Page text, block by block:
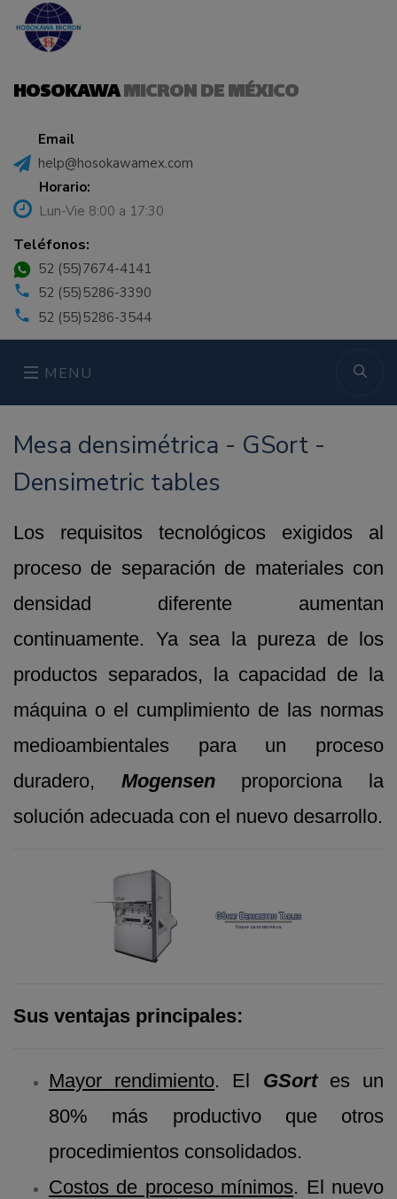
HOSOKAWAMICRON DE MÉXICO
Email
help@hosokawamex.com
Horario:
Lun-Vie 8:00 a 17:30
Teléfonos:
52 (55)7674-4141
52 (55)5286-3390
52 (55)5286-3544
MENU
Mesa densimétrica - GSort -
Densimetric tables
Los requisitos tecnológicos exigidos al
proceso de separación de materiales con
densidad diferente aumentan
continuamente. Ya sea la pureza de los
productos separados, la capacidad de la
máquina o el cumplimiento de las normas
medioambientales para un proceso
duradero, Mogensenproporciona la
solución adecuada con el nuevo desarrollo.
Sus ventajas principales:
Mayor rendimiento. El GSortes un
80% más productivo que otros
procedimientos consolidados.
Costos de proceso mínimos. El nuevo